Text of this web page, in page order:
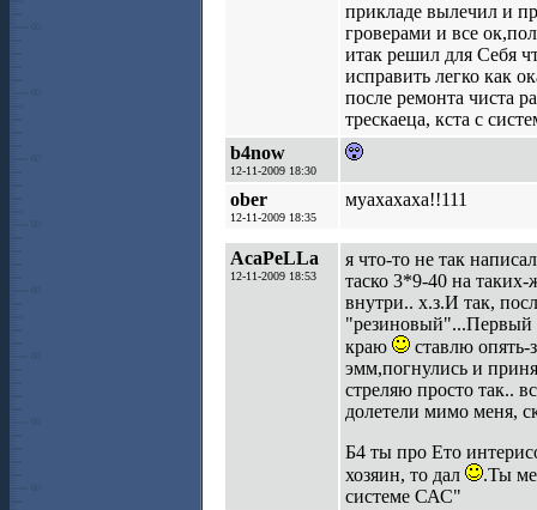
прикладе вылечил и
гроверами и все
итак решил для Себя
исправить легко как
после ремонта чиста
трескаеца, кста с
b4now
12-11-2009 18:30
ober
12-11-2009 18:35
муахахаха!!111
AcaPeLLa
12-11-2009 18:53
я что-то не так
таско 3*9-40 на таких-
внутри.. х.з.И так,
"резиновый"...Первый
краю
ставлю опять-
эмм,погнулись и
стреляю просто так..
долетели мимо меня,
Б4 ты про Ето
хозяин, то дал
.Ты
системе САС"